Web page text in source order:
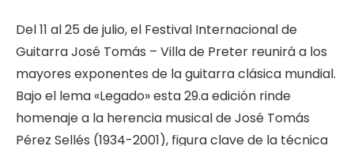
Del 11 al 25 de julio, el Festival Internacional de
Guitarra José Tomás – Villa de Preter reunirá a los
mayores exponentes de la guitarra clásica mundial.
Bajo el lema «Legado» esta 29.a edición rinde
homenaje a la herencia musical de José Tomás
Pérez Sellés (1934-2001), figura clave de la técnica